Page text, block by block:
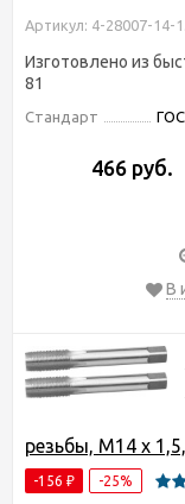
Артикул: 4-28007-14-
Изготовлено из
81
Стандарт
466 руб.
В
резьбы, М14 x
-156 ₽ -25%